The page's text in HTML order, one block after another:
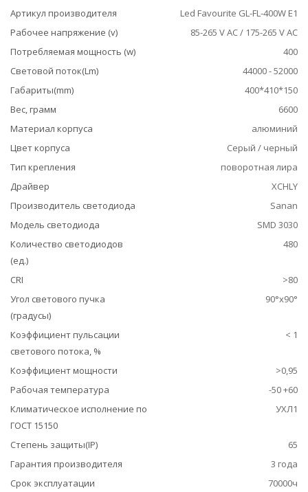
Артикул производителя
Led Favourite GL-FL-400W E1
Рабочее напряжение (v)
85-265 V AC / 175-265 V AC
Потребляемая мощность (w)
400
Световой поток(Lm)
44000 - 52000
Габариты(mm)
400*410*150
Вес, грамм
6600
Материал корпуса
алюминий
Цвет корпуса
Серый / черный
Тип крепления
поворотная лира
Драйвер
XCHLY
Производитель светодиода
Sanan
Модель светодиода
SMD 3030
Количество светодиодов
(ед.)
480
CRI
>80
Угол светового пучка
(градусы)
90°x90°
Коэффициент пульсации
светового потока, %
< 1
Коэффициент мощности
>0,95
Рабочая температура
-50 +60
Климатическое исполнение по
ГОСТ 15150
УХЛ1
Степень защиты(IP)
65
Гарантия производителя
3 года
Срок эксплуатации
70000ч